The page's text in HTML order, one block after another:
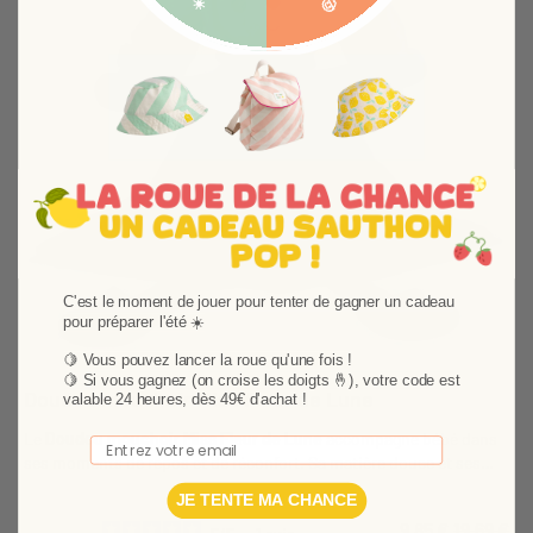
Doudou mouchoir Miss Fleur de Lune
Doudou mouchoir Miss Fleur de Luneaccompagne bébé dans
ses moments de repos et de réconfort. Sa matière douce et ses
détails faciles à saisir en font un compagnon rassurant au
quotidien. La collection Miss Fleur De Lune permet de créer un
C'est le moment de jouer pour tenter de gagner un cadeau
pour préparer l'été ☀️
🍋 Vous pouvez lancer la roue qu'une fois !
🍋 Si vous gagnez (on croise les doigts 🤞), votre code est
valable 24 heures, dès 49€ d'achat !
Email
JE TENTE MA CHANCE